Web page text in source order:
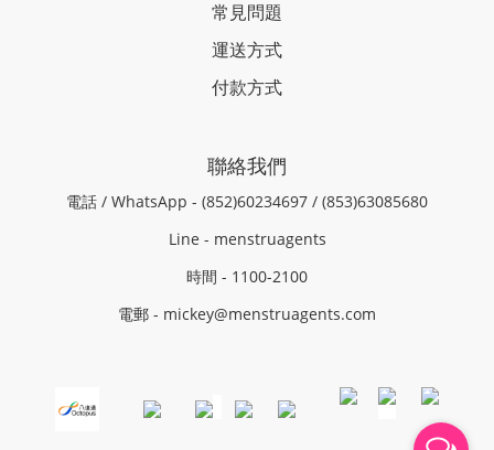
常見問題
運送方式
付款方式
聯絡我們
電話 / WhatsApp - (852)60234697 / (853)63085680
Line - menstruagents
時間 - 1100-2100
電郵 - mickey@menstruagents.com